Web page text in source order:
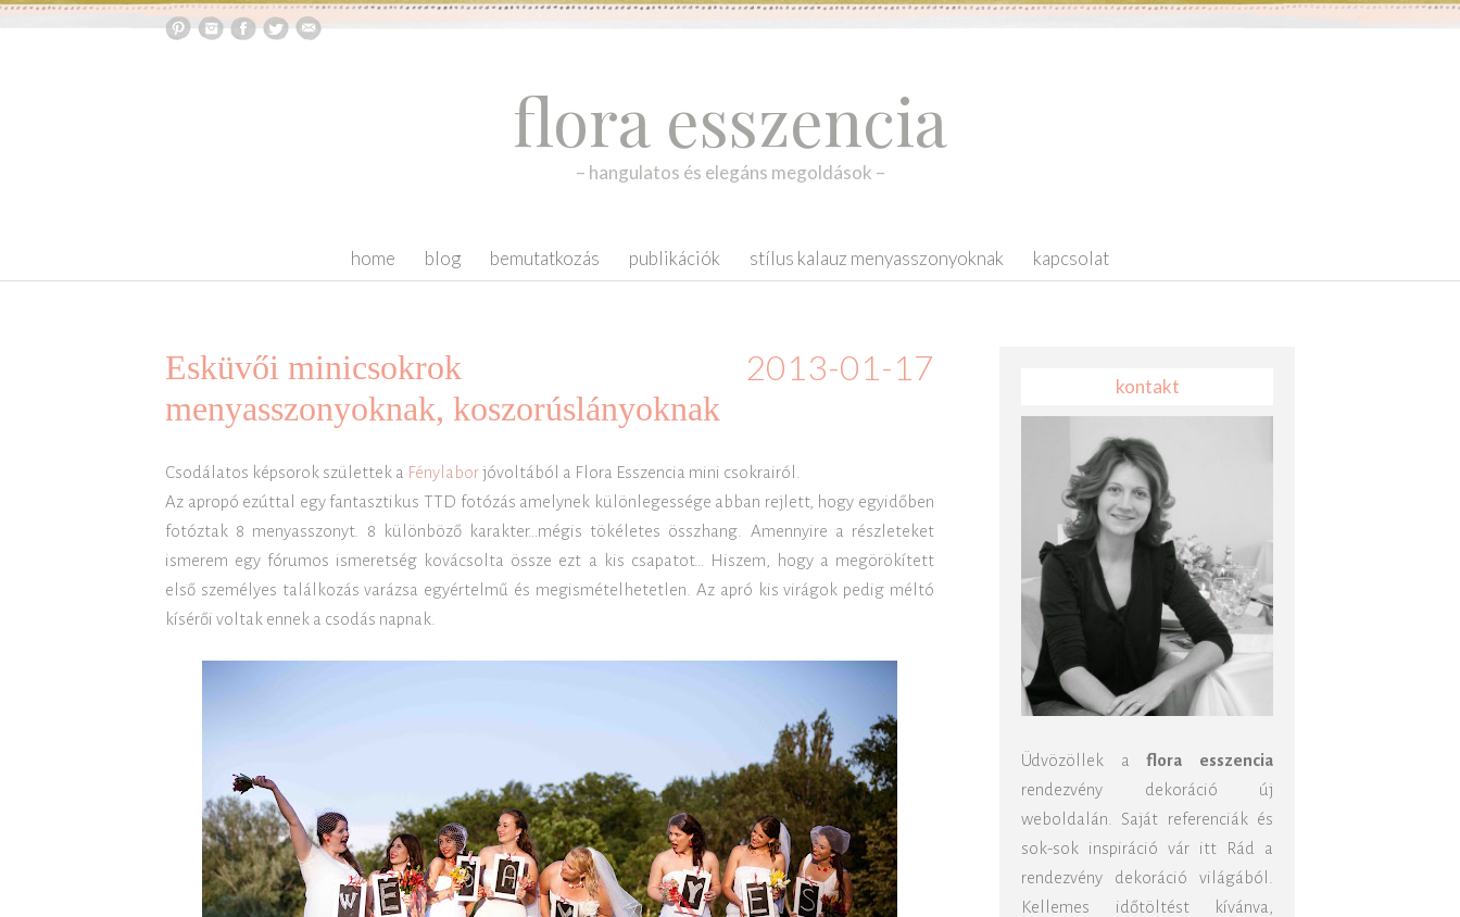
flora esszencia
– hangulatos és elegáns megoldások –
home blog bemutatkozás publikációk stílus kalauz menyasszonyoknak kapcsolat
Esküvői minicsokrok
menyasszonyoknak, koszorúslányoknak
2013-01-17
Csodálatos képsorok születtek a Fénylaborjóvoltából a Flora Esszencia mini csokrairól.
Az apropó ezúttal egy fantasztikus TTD fotózás amelynek különlegessége abban rejlett, hogy egyidőben
fotóztak 8 menyasszonyt. 8 különböző karakter…mégis tökéletes összhang. Amennyire a részleteket
ismerem egy fórumos ismeretség kovácsolta össze ezt a kis csapatot… Hiszem, hogy a megörökített
első személyes találkozás varázsa egyértelmű és megismételhetetlen. Az apró kis virágok pedig méltó
kísérői voltak ennek a csodás napnak.
kontakt
Üdvözöllek aflora esszencia
rendezvény dekoráció új
weboldalán. Saját referenciák és
sok-sok inspiráció vár itt Rád a
rendezvény dekoráció világából.
Kellemes időtöltést kívánva,